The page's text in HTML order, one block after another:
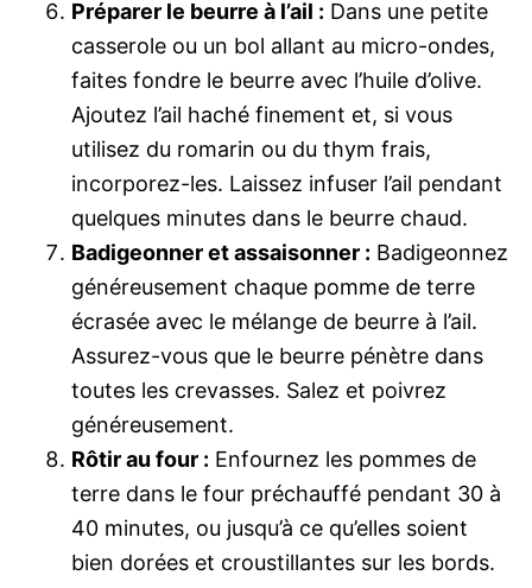
Préparer le beurre à l’ail : Dans une petite
casserole ou un bol allant au micro-ondes,
faites fondre le beurre avec l’huile d’olive.
Ajoutez l’ail haché finement et, si vous
utilisez du romarin ou du thym frais,
incorporez-les. Laissez infuser l’ail pendant
quelques minutes dans le beurre chaud.
Badigeonner et assaisonner : Badigeonnez
généreusement chaque pomme de terre
écrasée avec le mélange de beurre à l’ail.
Assurez-vous que le beurre pénètre dans
toutes les crevasses. Salez et poivrez
généreusement.
Rôtir au four : Enfournez les pommes de
terre dans le four préchauffé pendant 30 à
40 minutes, ou jusqu’à ce qu’elles soient
bien dorées et croustillantes sur les bords.